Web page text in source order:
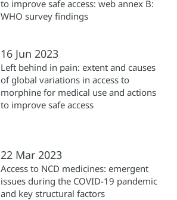
to improve safe access: web annex B:
WHO survey findings
16 Jun 2023
Left behind in pain: extent and causes
of global variations in access to
morphine for medical use and actions
to improve safe access
22 Mar 2023
Access to NCD medicines: emergent
issues during the COVID-19 pandemic
and key structural factors